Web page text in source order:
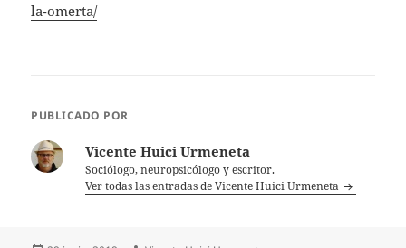
la-omerta/
PUBLICADO POR
Vicente Huici Urmeneta
Sociólogo, neuropsicólogo y escritor.
Ver todas las entradas de Vicente Huici Urmeneta